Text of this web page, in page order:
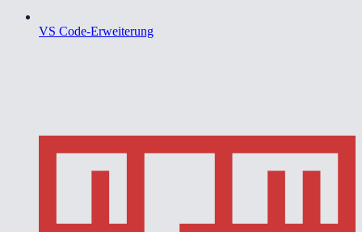
VS Code-Erweiterung